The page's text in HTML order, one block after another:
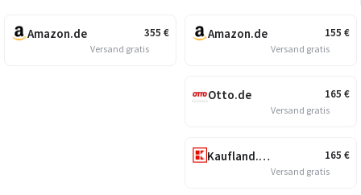
355 €
Amazon.de
Versand gratis
155 €
Amazon.de
Versand gratis
165 €
Otto.de
Versand gratis
165 €
Kaufland.de
Versand gratis